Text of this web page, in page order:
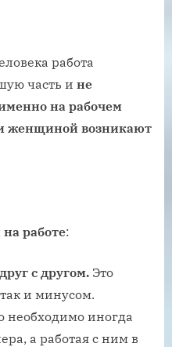
работа
часть и не
на рабочем
женщиной возникают
работе:
с другом. Это
и минусом.
иногда
а работая с ним в